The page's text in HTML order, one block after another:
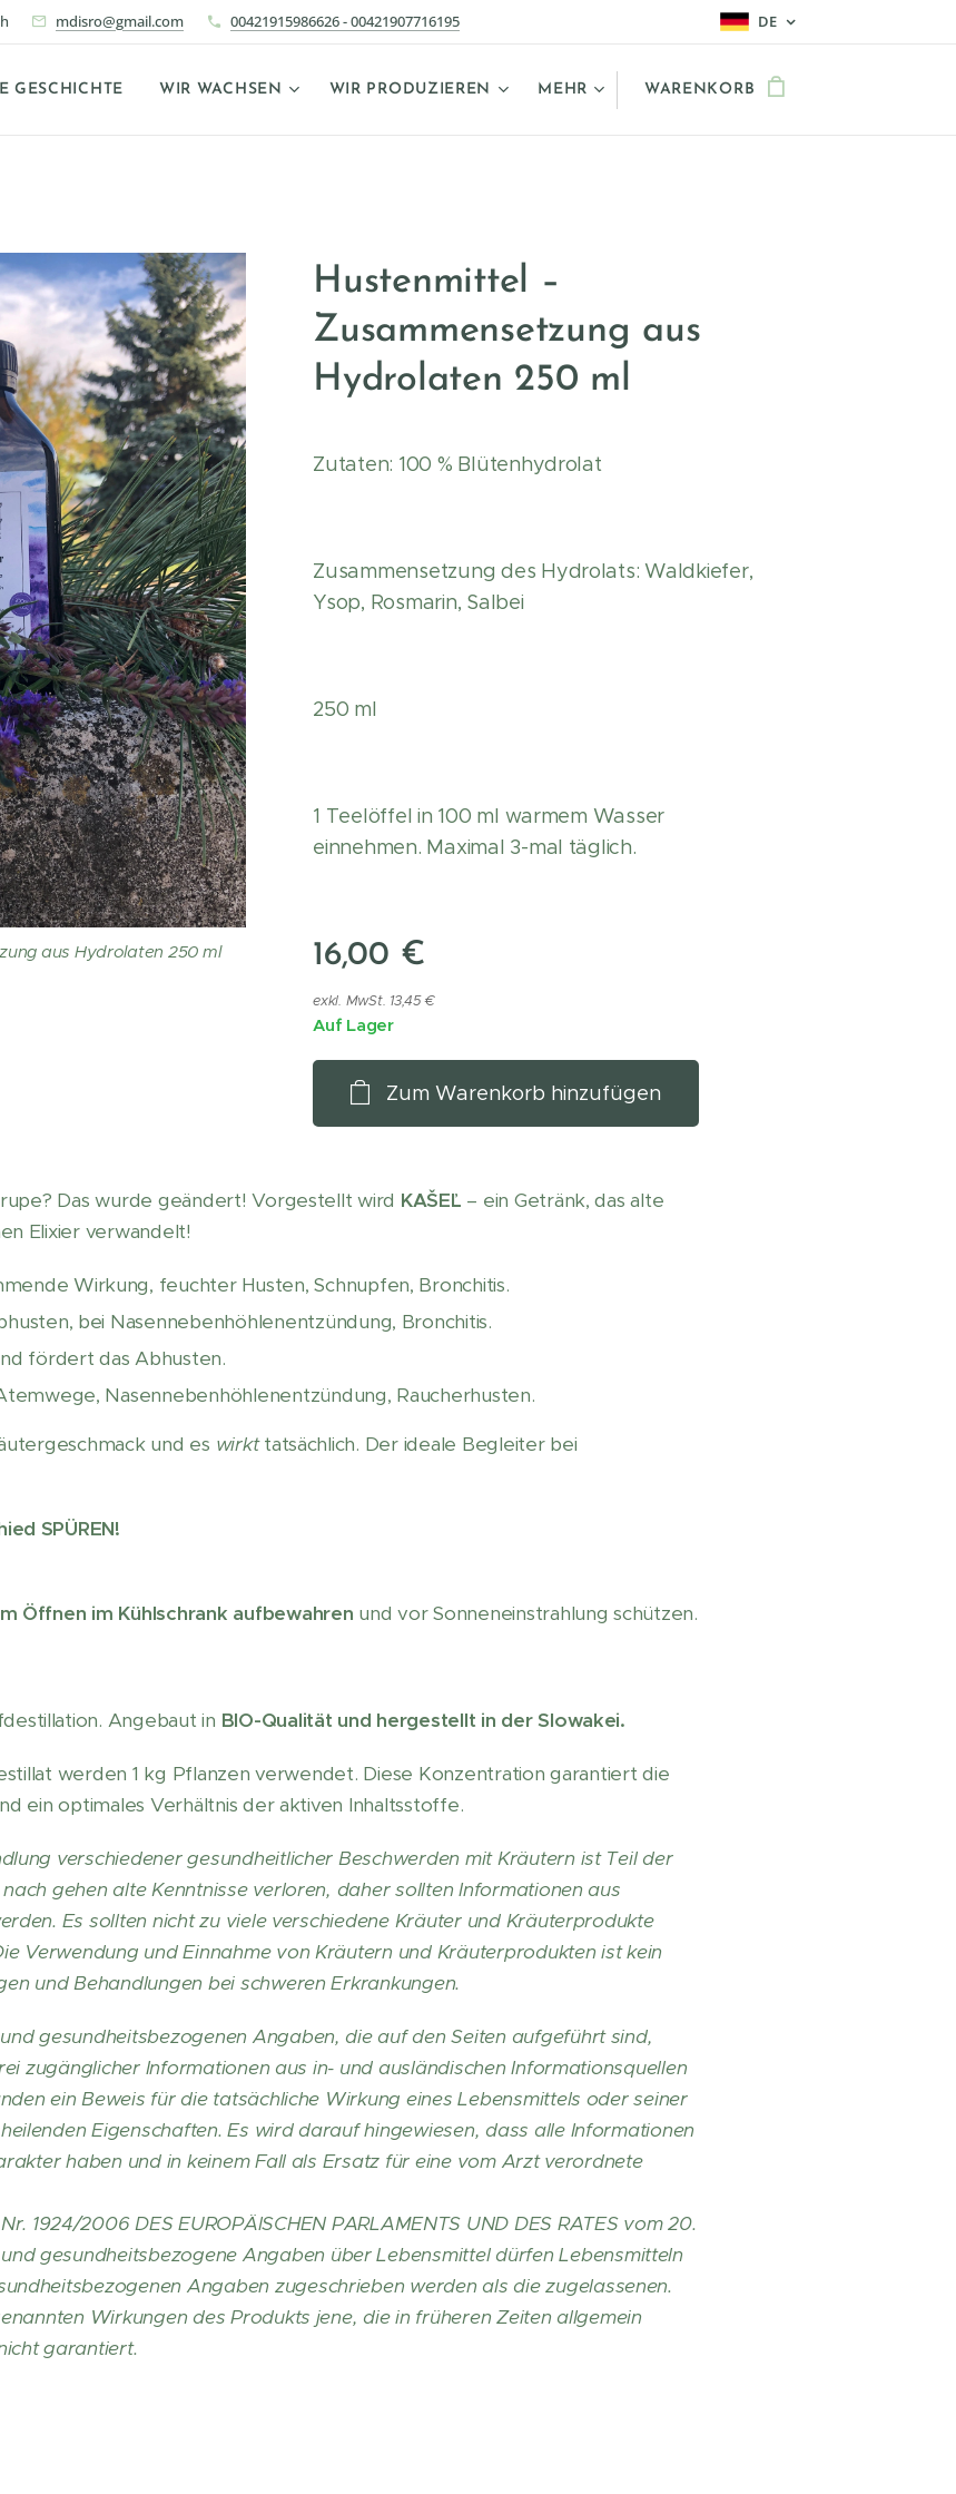
mdisro@gmail.com 00421915986626 - 00421907716195 DE
GESCHICHTE WIR WACHSEN WIR PRODUZIEREN MEHR WARENKORB
Hustenmittel –
Zusammensetzung aus
Hydrolaten 250 ml
aus Hydrolaten 250 ml
Zutaten: 100 % Blütenhydrolat
Zusammensetzung des Hydrolats: Waldkiefer,
Ysop, Rosmarin, Salbei
250 ml
1 Teelöffel in 100 ml warmem Wasser
einnehmen. Maximal 3-mal täglich.
16,00 €
exkl. MwSt. 13,45 €
Auf Lager
Zum Warenkorb hinzufügen
Das wurde geändert! Vorgestellt wird KAŠEĽ – ein Getränk, das alte
Elixier verwandelt!
Wirkung, feuchter Husten, Schnupfen, Bronchitis.
bei Nasennebenhöhlenentzündung, Bronchitis.
fördert das Abhusten.
Nasennebenhöhlenentzündung, Raucherhusten.
und es wirkttatsächlich. Der ideale Begleiter bei
SPÜREN!
Öffnen im Kühlschrank aufbewahren und vor Sonneneinstrahlung schützen.
Angebaut in BIO-Qualität und hergestellt in der Slowakei.
werden 1 kg Pflanzen verwendet. Diese Konzentration garantiert die
ein optimales Verhältnis der aktiven Inhaltsstoffe.
verschiedener gesundheitlicher Beschwerden mit Kräutern ist Teil der
gehen alte Kenntnisse verloren, daher sollten Informationen aus
Es sollten nicht zu viele verschiedene Kräuter und Kräuterprodukte
Verwendung und Einnahme von Kräutern und Kräuterprodukten ist kein
und Behandlungen bei schweren Erkrankungen.
gesundheitsbezogenen Angaben, die auf den Seiten aufgeführt sind,
zugänglicher Informationen aus in- und ausländischen Informationsquellen
ein Beweis für die tatsächliche Wirkung eines Lebensmittels oder seiner
Eigenschaften. Es wird darauf hingewiesen, dass alle Informationen
haben und in keinem Fall als Ersatz für eine vom Arzt verordnete
1924/2006 DES EUROPÄISCHEN PARLAMENTS UND DES RATES vom 20.
gesundheitsbezogene Angaben über Lebensmittel dürfen Lebensmitteln
Angaben zugeschrieben werden als die zugelassenen.
Wirkungen des Produkts jene, die in früheren Zeiten allgemein
garantiert.